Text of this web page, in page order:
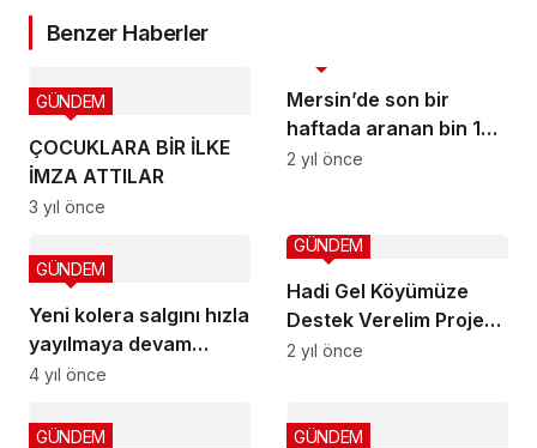
Benzer Haberler
ÇOCUKLARA BİR İLKE
İMZA ATTILAR
GÜNDEM
3 yıl önce
Mersin’de son bir
haftada aranan bin 129
kişi yakalandı
2 yıl önce
Yeni kolera salgını hızla
yayılmaya devam
ediyor
GÜNDEM
4 yıl önce
Hadi Gel Köyümüze
Destek Verelim Projesi
5’inci yılında
GÜNDEM
2 yıl önce
GÜNDEM GÜNDEM